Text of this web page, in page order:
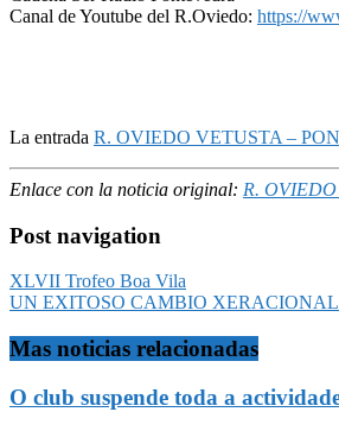
Canal de Youtube del R.Oviedo: https://
La entrada R. OVIEDO VETUSTA –
Enlace con la noticia original: R.
Post navigation
XLVII Trofeo Boa Vila
UN EXITOSO CAMBIO XERACIONAL
Mas noticias relacionadas
O club suspende toda a